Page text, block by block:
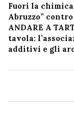
Fuori la
Abruzzo”
ANDARE A
tavola:
additivi e gli